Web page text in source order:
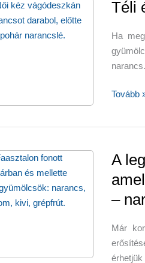
Téli
Ha
Téli
–
narancs
Tovább
A
–
Már
érhetjük